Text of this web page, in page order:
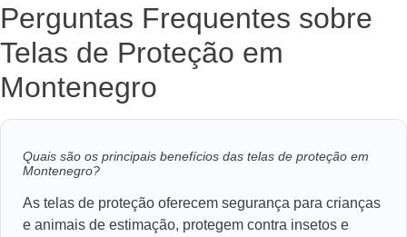
Perguntas Frequentes sobre
Telas de Proteção em
Montenegro
Quais são os principais benefícios das telas de proteção em
Montenegro?
As telas de proteção oferecem segurança para crianças
e animais de estimação, protegem contra insetos e